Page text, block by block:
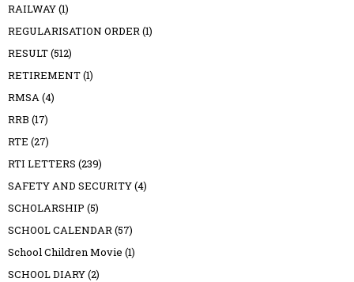
RAILWAY(1)
REGULARISATION ORDER(1)
RESULT(512)
RETIREMENT(1)
RMSA(4)
RRB (17)
RTE (27)
RTI LETTERS (239)
SAFETY AND SECURITY(4)
SCHOLARSHIP (5)
SCHOOL CALENDAR(57)
School Children Movie (1)
SCHOOL DIARY(2)